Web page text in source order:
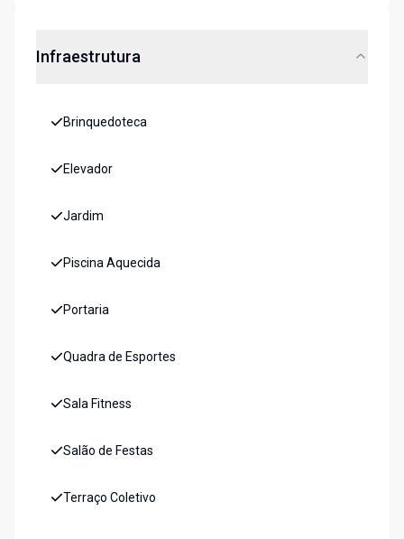
Infraestrutura
Brinquedoteca
Elevador
Jardim
Piscina Aquecida
Portaria
Quadra de Esportes
Sala Fitness
Salão de Festas
Terraço Coletivo